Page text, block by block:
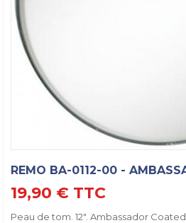
REMO BA-0112-00 -
19,90 € TTC
Peau de tom. 12". Ambassador